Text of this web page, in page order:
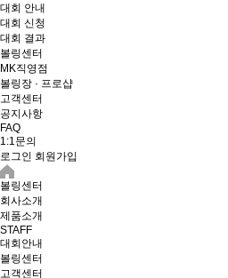
대회 안내
대회 신청
대회 결과
볼링센터
MK직영점
볼링장 · 프로샵
고객센터
공지사항
FAQ
1:1문의
로그인 회원가입
볼링센터
회사소개
제품소개
STAFF
대회안내
볼링센터
고객센터